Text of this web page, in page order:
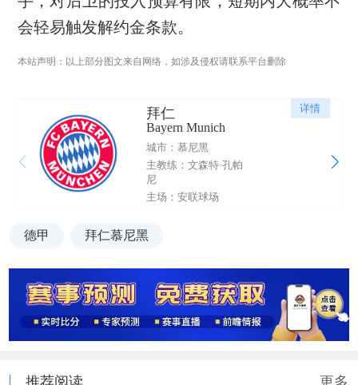
会轻易触发解约金条款。
本站声明：以上部分图文来自网络，如涉及侵权请联系平台删除
详情
拜仁
Bayern Munich
城市：慕尼黑
主教练：文森特·孔帕
尼
主场：安联球场
德甲 拜仁慕尼黑
推荐阅读 更多